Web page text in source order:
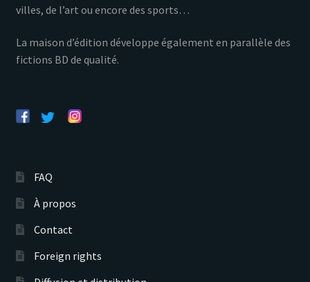
villes, de l’art ou encore des sports…
La maison d’édition développe également en parallèle des
fictions BD de qualité.
FAQ
À propos
Contact
Foreign rights